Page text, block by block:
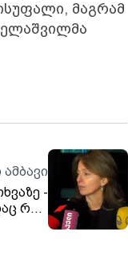
მაგრამ
-
რომ